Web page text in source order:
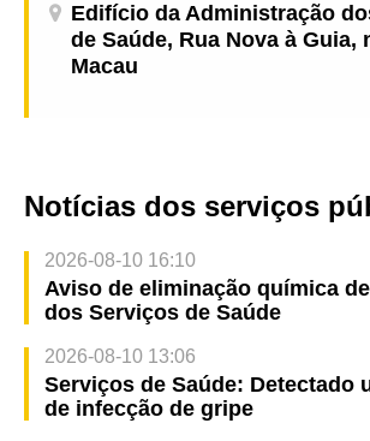
Edifício da Administração
de Saúde, Rua Nova à Guia,
Macau
Notícias dos serviços
2026-08-10 16:10
Aviso de eliminação química
dos Serviços de Saúde
2026-08-10 13:06
Serviços de Saúde: Detectado
de infecção de gripe